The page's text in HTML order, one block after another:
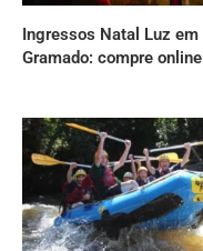
Ingressos Natal Luz em
Gramado: compre online